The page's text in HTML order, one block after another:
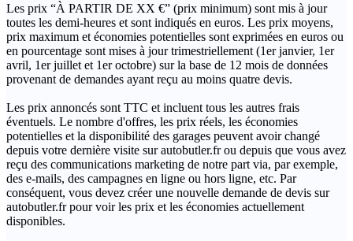
Les prix “À PARTIR DE XX €” (prix minimum) sont mis à jour
toutes les demi-heures et sont indiqués en euros. Les prix moyens,
prix maximum et économies potentielles sont exprimées en euros ou
en pourcentage sont mises à jour trimestriellement (1er janvier, 1er
avril, 1er juillet et 1er octobre) sur la base de 12 mois de données
provenant de demandes ayant reçu au moins quatre devis.
Les prix annoncés sont TTC et incluent tous les autres frais
éventuels. Le nombre d'offres, les prix réels, les économies
potentielles et la disponibilité des garages peuvent avoir changé
depuis votre dernière visite sur autobutler.fr ou depuis que vous avez
reçu des communications marketing de notre part via, par exemple,
des e-mails, des campagnes en ligne ou hors ligne, etc. Par
conséquent, vous devez créer une nouvelle demande de devis sur
autobutler.fr pour voir les prix et les économies actuellement
disponibles.